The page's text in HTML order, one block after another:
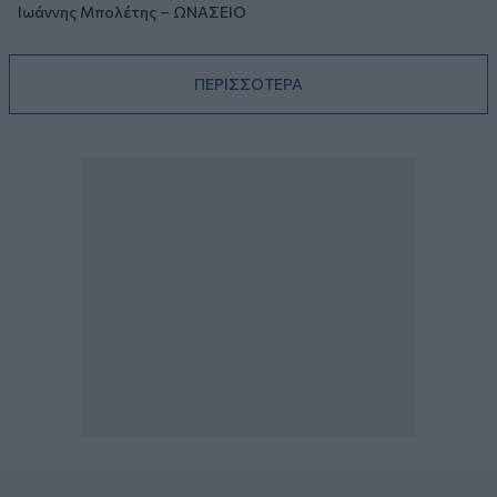
Ιωάννης Μπολέτης – ΩΝΑΣΕΙΟ
ΠΕΡΙΣΣΟΤΕΡΑ